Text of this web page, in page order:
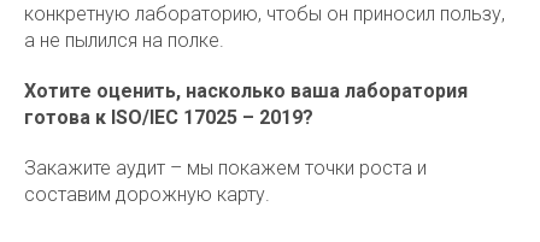
конкретную лабораторию, чтобы он приносил пользу,
а не пылился на полке.
Хотите оценить, насколько ваша лаборатория
готова к ISO/IEC 17025 – 2019?
Закажите аудит – мы покажем точки роста и
составим дорожную карту.